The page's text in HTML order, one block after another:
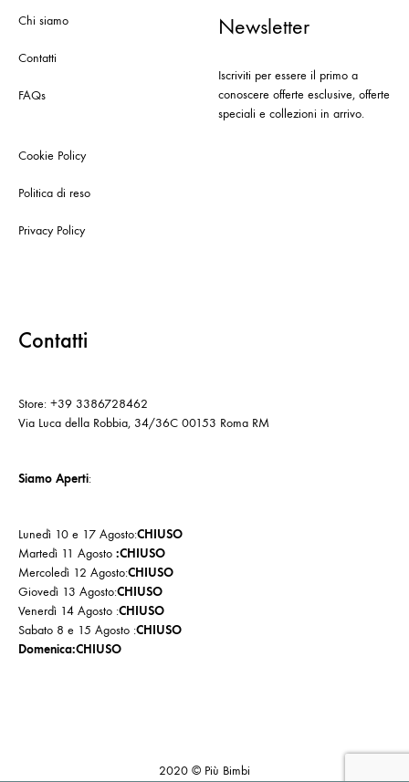
Chi siamo
Contatti
FAQs
Cookie Policy
Politica di reso
Privacy Policy
Newsletter
Iscriviti per essere il primo a
conoscere offerte esclusive, offerte
speciali e collezioni in arrivo.
Contatti
Store: +39 3386728462
Via Luca della Robbia, 34/36C 00153 Roma RM
Siamo Aperti:
Lunedì 10 e 17 Agosto:CHIUSO
Martedì 11 Agosto :CHIUSO
Mercoledì 12 Agosto:CHIUSO
Giovedì 13 Agosto:CHIUSO
Venerdì 14 Agosto :CHIUSO
Sabato 8 e 15 Agosto :CHIUSO
Domenica:CHIUSO
2020 © Più Bimbi
Policydi
Policy